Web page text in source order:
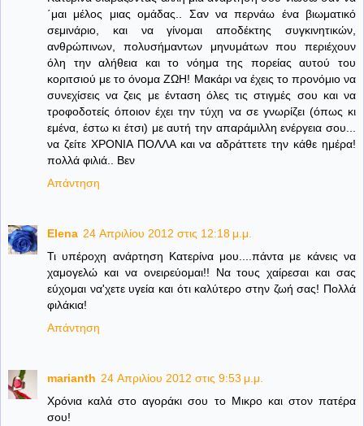
΄μαι μέλος μιας ομάδας.. Σαν να περνάω ένα βιωματικό
σεμινάριο, και να γίνομαι αποδέκτης συγκινητικών,
ανθρώπινων, πολυσήμαντων μηνυμάτων που περιέχουν
όλη την αλήθεια και το νόημα της πορείας αυτού του
κοριτσιού με το όνομα ΖΩΗ! Μακάρι να έχεις το προνόμιο να
συνεχίσεις να ζεις με ένταση όλες τις στιγμές σου και να
τροφοδοτείς όποιον έχει την τύχη να σε γνωρίζει (όπως κι
εμένα, έστω κι έτσι) με αυτή την απαράμιλλη ενέργεια σου...
να ζείτε ΧΡΟΝΙΑ ΠΟΛΛΑ και να αδράττετε την κάθε ημέρα!
πολλά φιλιά.. Βεν
Απάντηση
Elena 24 Απριλίου 2012 στις 12:18 μ.μ.
Τι υπέροχη ανάρτηση Κατερίνα μου....πάντα με κάνεις να
χαμογελώ και να ονειρεύομαι!! Να τους χαίρεσαι και σας
εύχομαι να'χετε υγεία και ότι καλύτερο στην ζωή σας! Πολλά
φιλάκια!
Απάντηση
marianth 24 Απριλίου 2012 στις 9:53 μ.μ.
Χρόνια καλά στο αγοράκι σου το Μικρο και στον πατέρα
σου!